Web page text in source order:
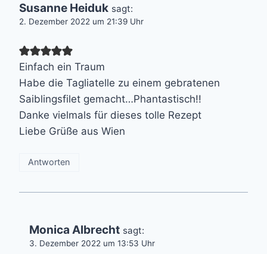
Susanne Heiduk sagt:
2. Dezember 2022 um 21:39 Uhr
Einfach ein Traum
Habe die Tagliatelle zu einem gebratenen
Saiblingsfilet gemacht…Phantastisch!!
Danke vielmals für dieses tolle Rezept
Liebe Grüße aus Wien
Antworten
Monica Albrecht sagt:
3. Dezember 2022 um 13:53 Uhr